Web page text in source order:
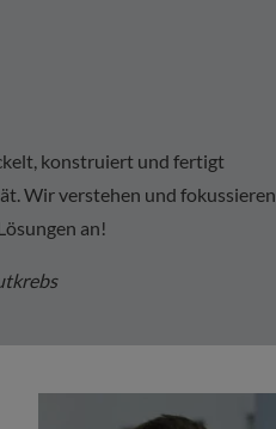
konstruiert und fertigt
Wir verstehen und fokussieren
an!